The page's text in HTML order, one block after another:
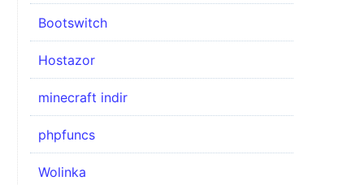
Bootswitch
Hostazor
minecraft indir
phpfuncs
Wolinka